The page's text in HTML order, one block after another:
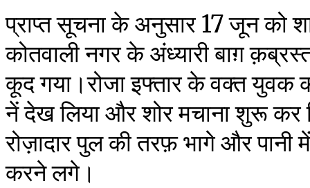
प्राप्त सूचना के अनुसार 17 जून को
कोतवाली नगर के अंध्यारी बाग़
कूद गया।रोजा इफ्तार के वक्त
नें देख लिया और शोर मचाना शुरू कर
रोज़ादार पुल की तरफ़ भागे और
करने लगे।